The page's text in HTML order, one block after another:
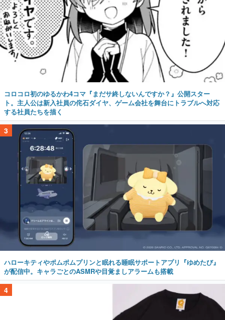
コロコロ初のゆるかわ4コマ『まだサ終しないんですか？』公開スター
ト。主人公は新入社員の侘石ダイヤ、ゲーム会社を舞台にトラブルへ対応
する社員たちを描く
3
ハローキティやポムポムプリンと眠れる睡眠サポートアプリ『ゆめたび』
が配信中。キャラごとのASMRや目覚ましアラームも搭載
4